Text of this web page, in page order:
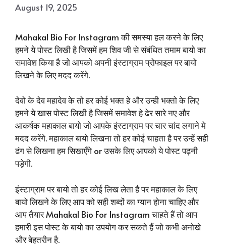
August 19, 2025
Mahakal Bio For Instagram की समस्या हल करने के लिए
हमने ये पोस्ट लिखी है जिसमें हम शिव जी से संबंधित तमाम बायो का
समावेश किया है जो आपको अपनी इंस्टाग्राम प्रोफाइल पर बायो
लिखने के लिए मदद करेंगे.
देवो के देव महादेव के तो हर कोई भक्त हे और उन्ही भक्तो के लिए
हमने ये खास पोस्ट लिखी है जिसमें समावेश हे ढेर सारे नए और
आकर्षक महाकाल बायो जो आपके इंस्टाग्राम पर चार चांद लगाने मे
मदद करेंगे. महाकाल बायो लिखना तो हर कोई चाहता है पर उन्हें सही
ढंग से लिखना हम सिखाएँगे or उसके लिए आपको ये पोस्ट पढ़नी
पड़ेगी.
इंस्टाग्राम पर बायो तो हर कोई लिख लेता है पर महाकाल के लिए
बायो लिखने के लिए आप को सही शब्दों का ग्यान होना चाहिए और
आप तैयार Mahakal Bio For Instagram चाहते हैं तो आप
हमारी इस पोस्ट के बायो का उपयोग कर सकते हैं जो कभी अनोखे
और बेहतरीन है.